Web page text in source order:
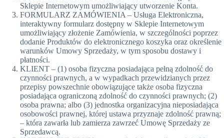
Sklepie Internetowym umożliwiający utworzenie Konta.
FORMULARZ ZAMÓWIENIA – Usługa Elektroniczna,
interaktywny formularz dostępny w Sklepie Internetowym
umożliwiający złożenie Zamówienia, w szczególności poprzez
dodanie Produktów do elektronicznego koszyka oraz określenie
warunków Umowy Sprzedaży, w tym sposobu dostawy i
płatności.
KLIENT – (1) osoba fizyczna posiadająca pełną zdolność do
czynności prawnych, a w wypadkach przewidzianych przez
przepisy powszechnie obowiązujące także osoba fizyczna
posiadająca ograniczoną zdolność do czynności prawnych; (2)
osoba prawna; albo (3) jednostka organizacyjna nieposiadająca
osobowości prawnej, której ustawa przyznaje zdolność prawną;
– która zawarła lub zamierza zawrzeć Umowę Sprzedaży ze
Sprzedawcą.